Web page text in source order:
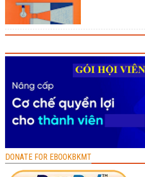
DONATE FOR EBOOKBKMT